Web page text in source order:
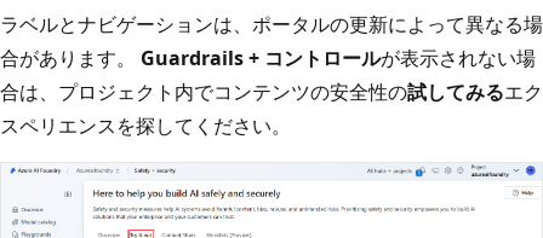
ラベルとナビゲーションは、ポータルの更新によって異なる場
合があります。 Guardrails + コントロールが表示されない場
合は、プロジェクト内でコンテンツの安全性の試してみるエク
スペリエンスを探してください。